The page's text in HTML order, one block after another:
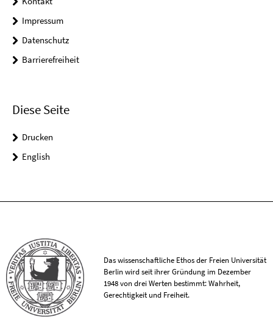
Impressum
Datenschutz
Barrierefreiheit
Diese Seite
Drucken
English
Das wissenschaftliche Ethos der Freien Universität
Berlin wird seit ihrer Gründung im Dezember
1948 von drei Werten bestimmt: Wahrheit,
Gerechtigkeit und Freiheit.